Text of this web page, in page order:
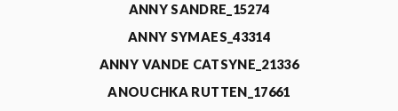
ANNY SANDRE_15274
ANNY SYMAES_43314
ANNY VANDE CATSYNE_21336
ANOUCHKA RUTTEN_17661